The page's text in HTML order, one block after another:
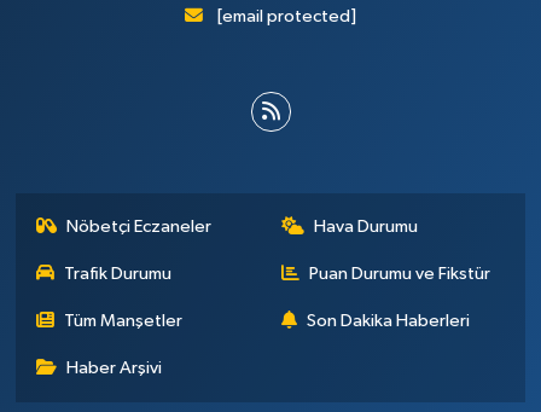
[email protected]
Nöbetçi Eczaneler Hava Durumu
Trafik Durumu Puan Durumu ve Fikstür
Tüm Manşetler Son Dakika Haberleri
Haber Arşivi